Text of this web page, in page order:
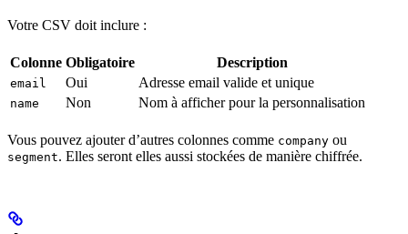
Votre CSV doit inclure :
Colonne Obligatoire Description
email Oui Adresse email valide et unique
name Non Nom à afficher pour la personnalisation
Vous pouvez ajouter d’autres colonnes comme company ou
segment. Elles seront elles aussi stockées de manière chiffrée.